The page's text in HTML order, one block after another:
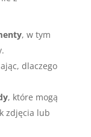
, w tym
dlaczego
, które mogą
zdjęcia lub